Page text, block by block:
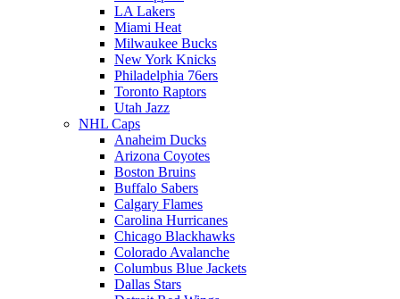
LA Lakers
Miami Heat
Milwaukee Bucks
New York Knicks
Philadelphia 76ers
Toronto Raptors
Utah Jazz
NHL Caps
Anaheim Ducks
Arizona Coyotes
Boston Bruins
Buffalo Sabers
Calgary Flames
Carolina Hurricanes
Chicago Blackhawks
Colorado Avalanche
Columbus Blue Jackets
Dallas Stars